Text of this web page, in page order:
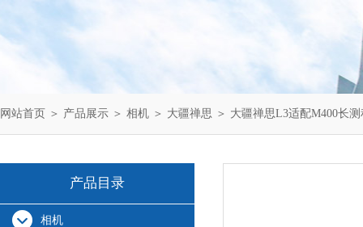
网站首页 ＞ 产品展示 ＞ 相机 ＞ 大疆禅思 ＞ 大疆禅思L3适配M400长
产品目录
相机